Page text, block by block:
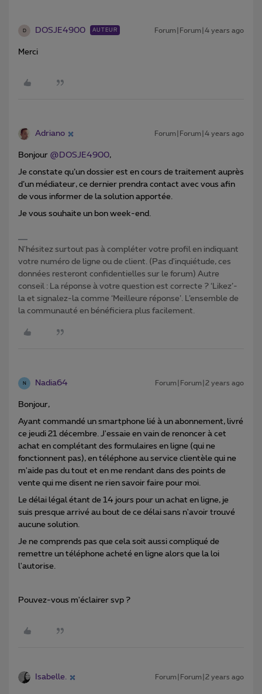
D DOSJE4900 AUTEUR Forum|Forum|4 years ago
Merci
Adriano Forum|Forum|4 years ago
Bonjour @DOSJE4900,
Je constate qu’un dossier est en cours de traitement auprès
d’un médiateur, ce dernier prendra contact avec vous afin
de vous informer de la solution apportée.
Je vous souhaite un bon week-end.
N'hésitez surtout pas à compléter votre profil en indiquant
votre numéro de ligne ou de client. (Pas d'inquiétude, ces
données resteront confidentielles sur le forum) Autre
conseil : La réponse à votre question est correcte ? ‘Likez’-
la et signalez-la comme ‘Meilleure réponse’. L’ensemble de
la communauté en bénéficiera plus facilement.
N Nadia64 Forum|Forum|2 years ago
Bonjour,
Ayant commandé un smartphone lié à un abonnement, livré
ce jeudi 21 décembre. J'essaie en vain de renoncer à cet
achat en complétant des formulaires en ligne (qui ne
fonctionnent pas), en téléphone au service clientèle qui ne
m'aide pas du tout et en me rendant dans des points de
vente qui me disent ne rien savoir faire pour moi.
Le délai légal étant de 14 jours pour un achat en ligne, je
suis presque arrivé au bout de ce délai sans n'avoir trouvé
aucune solution.
Je ne comprends pas que cela soit aussi compliqué de
remettre un téléphone acheté en ligne alors que la loi
l'autorise.
Pouvez-vous m'éclairer svp ?
Isabelle. Forum|Forum|2 years ago